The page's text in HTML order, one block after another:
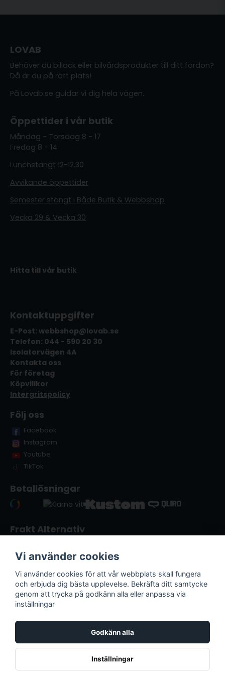
LOVAB
Behöver du billack eller bilvårdsprodukter till ditt fordon?
Då är du på rätt plats!
På Lovab.se guidar vi dig hela vägen.
Öppettider i vår butik
Måndag - Torsdag 8 - 17
Fredag 8 - 14
Lunchstängt 12-12.30
Avvikande öppettider
Semester stängt i Både Butik & Webbshop
Vecka 29 & Vecka 30
Hitta till vår butik
Kontaktuppgifter
E-Post: webbshop@lovab.se
Telefon: 044 - 590 20 30
Isolatorvägen 4A
Kontakta oss
För företag
Köpvillkor
Intergritspolicy
Följ oss
Facebook
Instagram
Youtube
TikTok
Betallösningar
Frakt Alternativ
Lack & Verktyg i Kristianstad | © Copyright
Vi använder cookies
Vi använder cookies för att vår webbplats skall fungera
och erbjuda dig bästa upplevelse. Bekräfta ditt samtycke
genom att trycka på godkänn alla eller anpassa via
inställningar
Godkänn alla
Inställningar